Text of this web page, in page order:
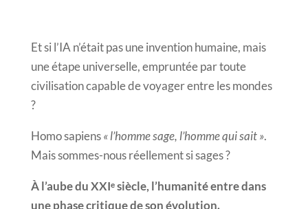
Et si l’IA n’était pas une invention humaine, mais
une étape universelle, empruntée par toute
civilisation capable de voyager entre les mondes
?
Homo sapiens« l’homme sage, l’homme qui sait ».
Mais sommes-nous réellement si sages ?
À l’aube du XXIᵉ siècle, l’humanité entre dans
une phase critique de son évolution.